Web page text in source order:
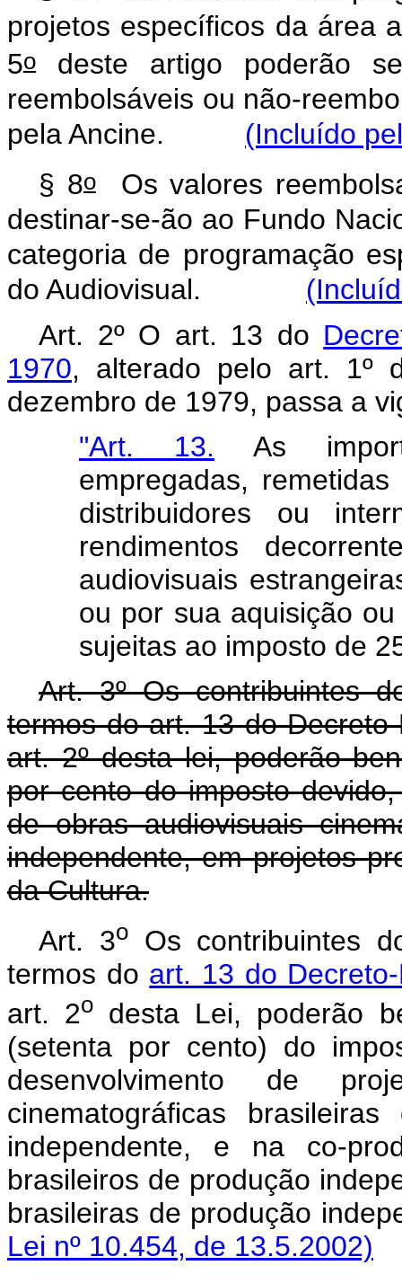
projetos específicos da área
5o deste artigo poderão
reembolsáveis ou não-
pela Ancine. (Incluído
§ 8oOs valores
destinar-se-ão ao Fundo
categoria de programação
do Audiovisual.
Art. 2º O art. 13 do
1970, alterado pelo art. 1º
dezembro de 1979, passa a
"Art. 13. As
empregadas,
distribuidores ou
rendimentos
audiovisuais
ou por sua aquisição
sujeitas ao imposto de
Art. 3º Os contribuintes
termos do art. 13 do
art. 2º desta lei, poderão
por cento do imposto
de obras audiovisuais
independente, em projetos
da Cultura.
Art. 3oOs contribuintes
termos do art. 13 do
art. 2o desta Lei, poderão
(setenta por cento) do
desenvolvimento de
cinematográficas
independente, e na co-
brasileiros de produção
brasileiras de produção
Lei nº 10.454, de 13.5.2002)